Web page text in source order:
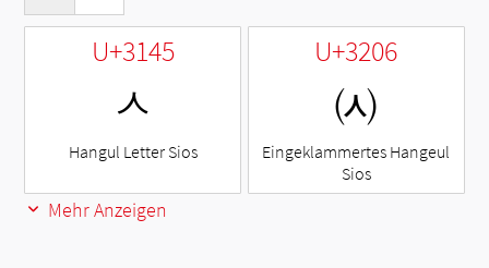
U+3145
ㅅ
Hangul Letter Sios
U+3206
㈆
Eingeklammertes Hangeul
Sios
Mehr Anzeigen